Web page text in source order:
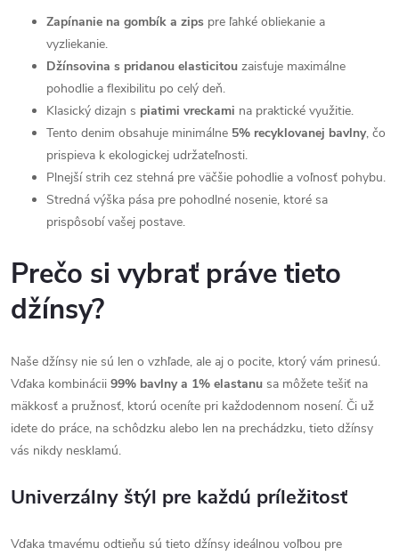
Zapínanie na gombík a zips pre ľahké obliekanie a
vyzliekanie.
Džínsovina s pridanou elasticitou zaisťuje maximálne
pohodlie a flexibilitu po celý deň.
Klasický dizajn s piatimi vreckami na praktické využitie.
Tento denim obsahuje minimálne 5% recyklovanej bavlny, čo
prispieva k ekologickej udržateľnosti.
Plnejší strih cez stehná pre väčšie pohodlie a voľnosť pohybu.
Stredná výška pása pre pohodlné nosenie, ktoré sa
prispôsobí vašej postave.
Prečo si vybrať práve tieto
džínsy?
Naše džínsy nie sú len o vzhľade, ale aj o pocite, ktorý vám prinesú.
Vďaka kombinácii 99% bavlny a 1% elastanu sa môžete tešiť na
mäkkosť a pružnosť, ktorú oceníte pri každodennom nosení. Či už
idete do práce, na schôdzku alebo len na prechádzku, tieto džínsy
vás nikdy nesklamú.
Univerzálny štýl pre každú príležitosť
Vďaka tmavému odtieňu sú tieto džínsy ideálnou voľbou pre